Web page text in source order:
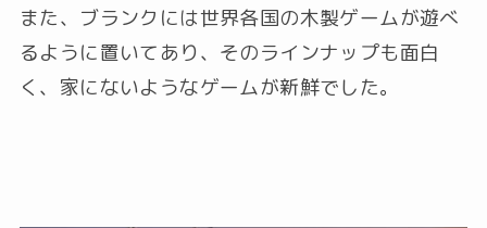
また、ブランクには世界各国の木製ゲームが遊べ
るように置いてあり、そのラインナップも面白
く、家にないようなゲームが新鮮でした。